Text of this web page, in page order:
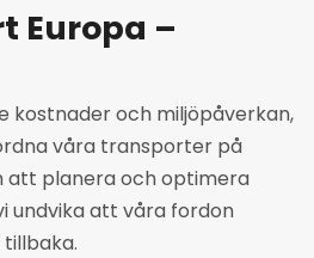
Europa –
kostnader och miljöpåverkan,
våra transporter på
att planera och optimera
undvika att våra fordon